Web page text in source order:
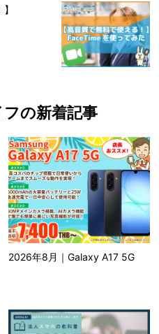
の新着記事
2026年8月｜Galaxy A17 5G